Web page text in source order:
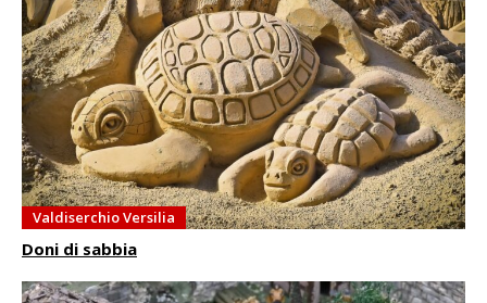
Valdiserchio Versilia
Doni di sabbia